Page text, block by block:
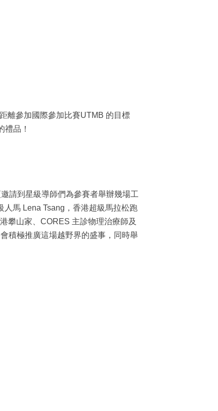
離參加國際參加比賽UTMB 的目標
禮品！
請到星級導師們為參賽者舉辦幾場工
馬 Lena Tsang，香港超級馬拉松跑
攀山家、CORES 主診物理治療師及
積極推廣這場越野界的盛事，同時舉